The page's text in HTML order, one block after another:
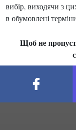
вибір, виходячи з
в обумовлені
Щоб не